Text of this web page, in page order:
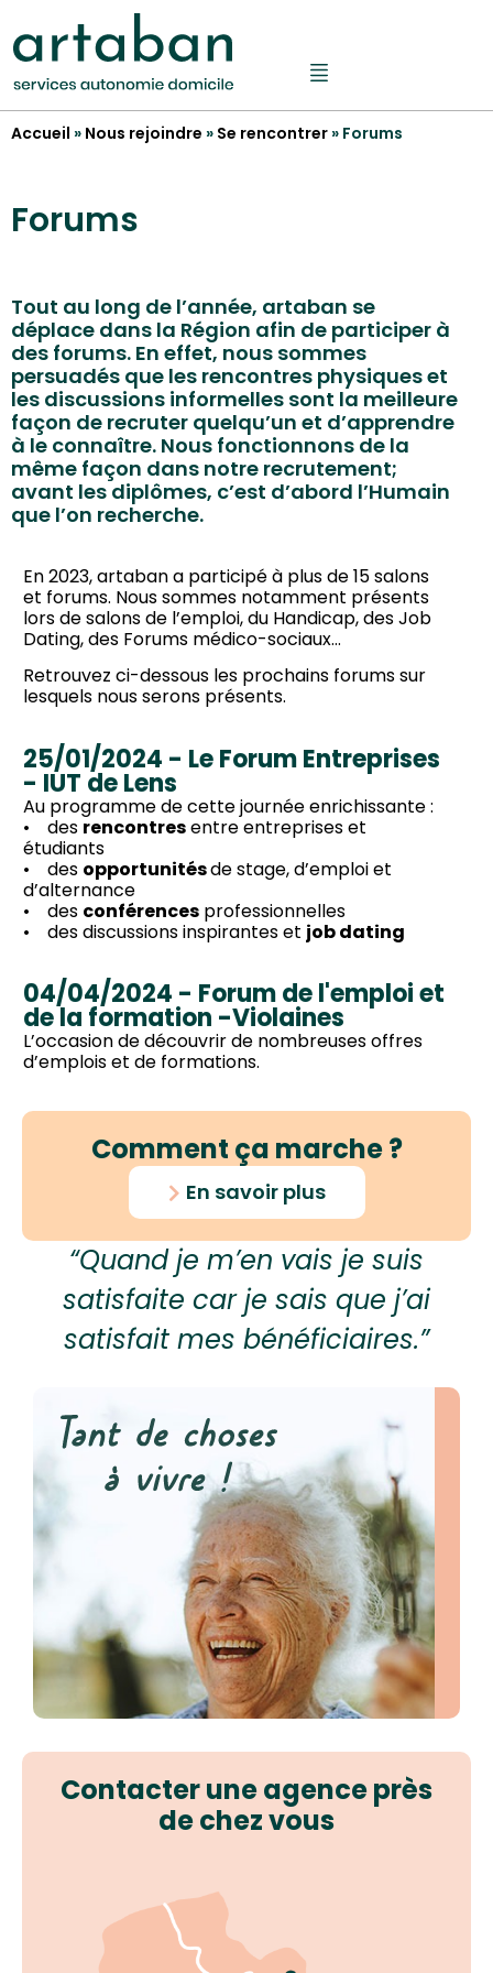
Accueil » Nous rejoindre » Se rencontrer » Forums
Forums
Tout au long de l’année, artaban se
déplace dans la Région afin de participer à
des forums. En effet, nous sommes
persuadés que les rencontres physiques et
les discussions informelles sont la meilleure
façon de recruter quelqu’un et d’apprendre
à le connaître. Nous fonctionnons de la
même façon dans notre recrutement;
avant les diplômes, c’est d’abord l’Humain
que l’on recherche.
En 2023, artaban a participé à plus de 15 salons
et forums. Nous sommes notamment présents
lors de salons de l’emploi, du Handicap, des Job
Dating, des Forums médico-sociaux…
Retrouvez ci-dessous les prochains forums sur
lesquels nous serons présents.
25/01/2024 - Le Forum Entreprises
- IUT de Lens
Au programme de cette journée enrichissante :
• des rencontresentre entreprises et
étudiants
• des opportunitésde stage, d’emploi et
d’alternance
• des conférences professionnelles
• des discussions inspirantes et job dating
04/04/2024 - Forum de l'emploi et
de la formation -Violaines
L’occasion de découvrir de nombreuses offres
d’emplois et de formations.
Comment ça marche ?
En savoir plus
“Quand je m’en vais je suis
satisfaite car je sais que j’ai
satisfait mes bénéficiaires.”
Contacter une agence près
de chez vous